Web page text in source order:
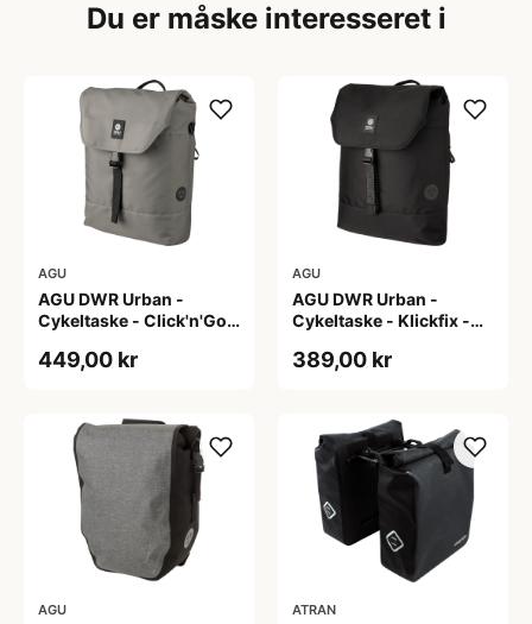
Du er måske interesseret i
AGU
AGU DWR Urban -
Cykeltaske - Click'n'Go -
449,00 kr
AGU
AGU DWR Urban -
Cykeltaske - Klickfix -
389,00 kr
AGU ATRAN